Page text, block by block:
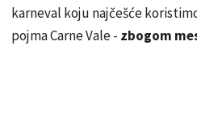
karneval koju najčešće
pojma Carne Vale - zbogom